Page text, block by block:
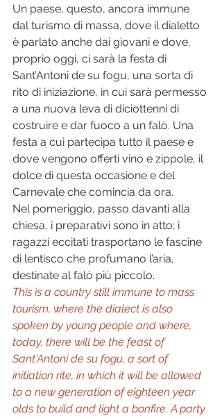
Un paese, questo, ancora immune
dal turismo di massa, dove il dialetto
è parlato anche dai giovani e dove,
proprio oggi, ci sarà la festa di
Sant’Antoni de su fogu, una sorta di
rito di iniziazione, in cui sarà permesso
a una nuova leva di diciottenni di
costruire e dar fuoco a un falò. Una
festa a cui partecipa tutto il paese e
dove vengono offerti vino e zippole, il
dolce di questa occasione e del
Carnevale che comincia da ora.
Nel pomeriggio, passo davanti alla
chiesa, i preparativi sono in atto; i
ragazzi eccitati trasportano le fascine
di lentisco che profumano l’aria,
destinate al falò più piccolo.
This is a country still immune to mass
tourism, where the dialect is also
spoken by young people and where,
today, there will be the feast of
Sant'Antoni de su fogu, a sort of
initiation rite, in which it will be allowed
to a new generation of eighteen year
olds to build and light a bonfire. A party